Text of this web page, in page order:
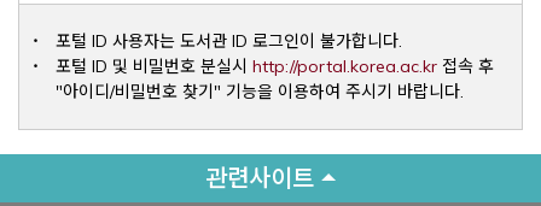
포털 ID 사용자는 도서관 ID 로그인이 불가합니다.
포털 ID 및 비밀번호 분실시 http://portal.korea.ac.krOpens a
접속 후
"아이디/비밀번호 찾기" 기능을 이용하여 주시기 바랍니다.
관련사이트